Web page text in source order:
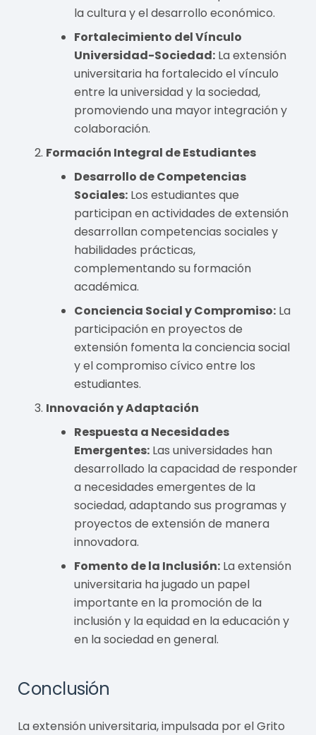
la cultura y el desarrollo económico.
Fortalecimiento del Vínculo
Universidad-Sociedad: La extensión
universitaria ha fortalecido el vínculo
entre la universidad y la sociedad,
promoviendo una mayor integración y
colaboración.
Formación Integral de Estudiantes
Desarrollo de Competencias
Sociales: Los estudiantes que
participan en actividades de extensión
desarrollan competencias sociales y
habilidades prácticas,
complementando su formación
académica.
Conciencia Social y Compromiso: La
participación en proyectos de
extensión fomenta la conciencia social
y el compromiso cívico entre los
estudiantes.
Innovación y Adaptación
Respuesta a Necesidades
Emergentes: Las universidades han
desarrollado la capacidad de responder
a necesidades emergentes de la
sociedad, adaptando sus programas y
proyectos de extensión de manera
innovadora.
Fomento de la Inclusión: La extensión
universitaria ha jugado un papel
importante en la promoción de la
inclusión y la equidad en la educación y
en la sociedad en general.
Conclusión
La extensión universitaria, impulsada por el Grito